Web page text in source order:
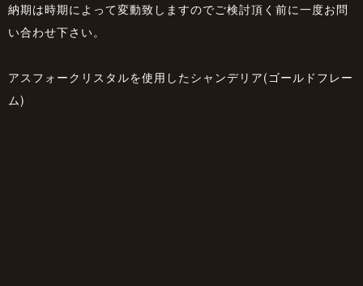
納期は時期によって変動致しますのでご検討頂く前に一度お問
い合わせ下さい。
アスフォークリスタルを使用したシャンデリア(ゴールドフレー
ム)